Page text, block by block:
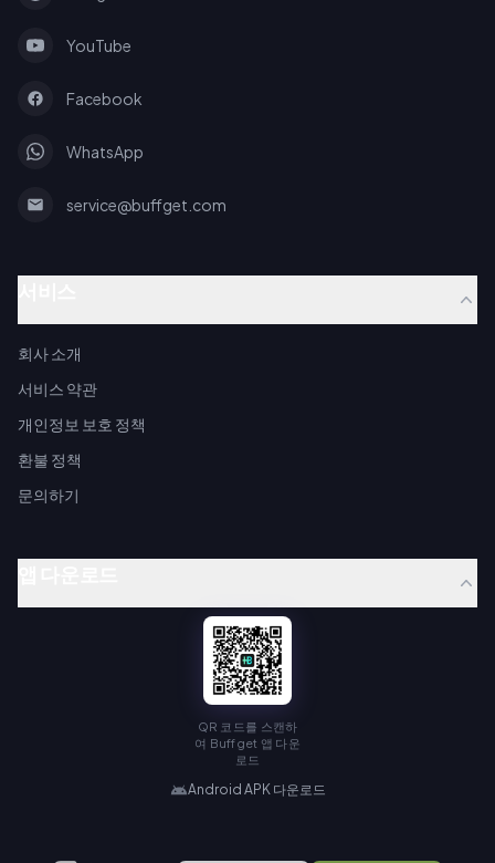
YouTube
Facebook
WhatsApp
service@buffget.com
회사 소개
서비스 약관
개인정보 보호 정책
환불 정책
문의하기
QR 코드를 스캔하
여 Buffget 앱 다운
로드
Android APK 다운로드